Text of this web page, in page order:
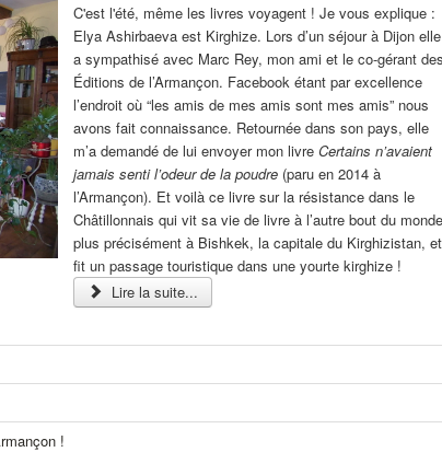
C'est l'été, même les livres voyagent ! Je vous explique :
Elya Ashirbaeva est Kirghize. Lors d’un séjour à Dijon elle
a sympathisé avec Marc Rey, mon ami et le co-gérant
Éditions de l’Armançon​. Facebook étant par excellence
l’endroit où “les amis de mes amis sont mes amis” nous
avons fait connaissance. Retournée dans son pays, elle
m’a demandé de lui envoyer mon livre Certains n’avaient
jamais senti l’odeur de la poudre (paru en 2014 à
l’Armançon). Et voilà ce livre sur la résistance dans le
Châtillonnais qui vit sa vie de livre à l’autre bout du
plus précisément à Bishkek, la capitale du Kirghizistan, et
fit un passage touristique dans une yourte kirghize !
Lire la suite...
!